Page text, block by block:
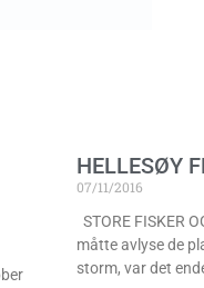
HELLESØY
07/11/2016
STORE FISKER
måtte avlyse de
storm, var det